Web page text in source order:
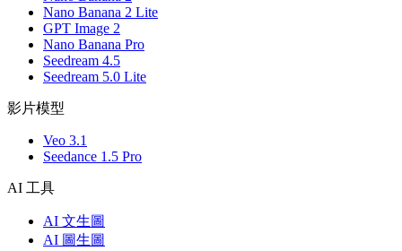
Nano Banana 2 Lite
GPT Image 2
Nano Banana Pro
Seedream 4.5
Seedream 5.0 Lite
影片模型
Veo 3.1
Seedance 1.5 Pro
AI 工具
AI 文生圖
AI 圖生圖